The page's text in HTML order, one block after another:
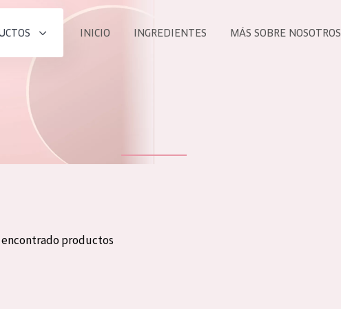
INICIO INGREDIENTES MÁS SOBRE NOSOTROS
encontrado productos